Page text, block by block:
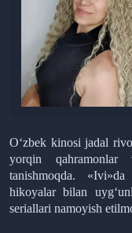
O‘zbek kinosi jadal
yorqin
tanishmoqda.
hikoyalar bilan
seriallari namoyish